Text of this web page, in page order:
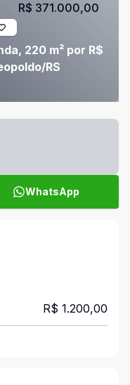
220 m² por R$
RS
R$ 371.000,00
WhatsApp
R$ 1.200,00